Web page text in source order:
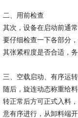
二、用前检查
其次，设备在启动前通
要仔细检查一下各部分
其张紧程度是否合适，
三、空载启动、有序运转
随后，旋连动态称重给
转正常后方可正式入料
意有序进行，从卸料端